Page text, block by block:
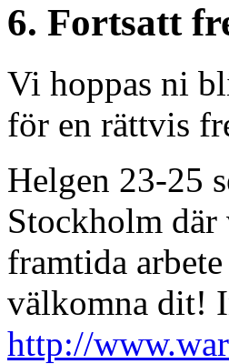
6. Fortsatt
Vi hoppas ni
för en rättvis
Helgen 23-25
Stockholm där
framtida
välkomna dit!
http://